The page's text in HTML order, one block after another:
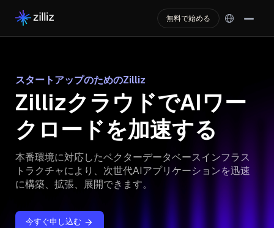
無料で始める
スタートアップのためのZilliz
ZillizクラウドでAIワー
クロードを加速する
本番環境に対応したベクターデータベースインフラス
トラクチャにより、次世代AIアプリケーションを迅速
に構築、拡張、展開できます。
今すぐ申し込む